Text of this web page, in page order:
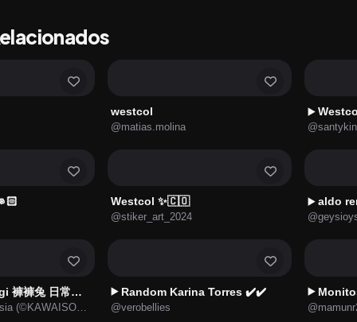
westcol
@matias.molina
▶️
Westcol ✨🇨🇴
@stiker_art_2024
▶️ aldo
日常貼圖 2026 ▶️ Random Karina Torres ✔️✔️
@verobellies
▶️